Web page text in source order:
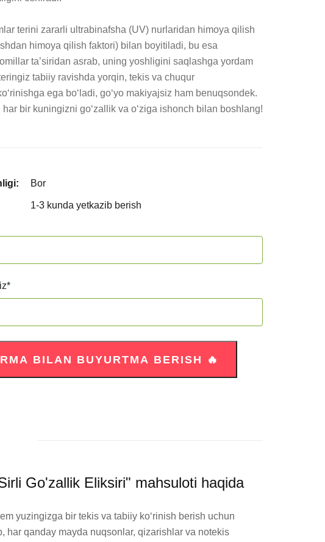
terini zararli ultrabinafsha (UV) nurlaridan himoya qilish
himoya qilish faktori) bilan boyitiladi, bu esa
ta’siridan asrab, uning yoshligini saqlashga yordam
tabiiy ravishda yorqin, tekis va chuqur
ega bo‘ladi, go‘yo makiyajsiz ham benuqsondek.
bir kuningizni go‘zallik va o‘ziga ishonch bilan boshlang!
Bor
1-3 kunda yetkazib berish
*
Go'zallik Eliksiri" mahsuloti haqida
yuzingizga bir tekis va tabiiy ko‘rinish berish uchun
har qanday mayda nuqsonlar, qizarishlar va notekis